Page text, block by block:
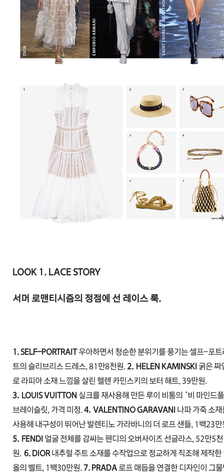
LOOK 1. LACE STORY
서머 로맨티시즘의 정점에 선 레이스 룩.
1. SELF-PORTRAIT우아하면서 청순한 분위기를 풍기는 셀프-포트
트의 슬리브리스 드레스, 81만8천원.2. HELEN KAMINSKI 굵은 짜
로 라피아 소재 느낌을 살린 헬렌 카민스키의 보터 해트, 39만원.
3. LOUIS VUITTON 실크를 재사용해 만든 루이 비통의 ‘비 마인드
브레이슬릿, 가격 미정.4. VALENTINO GARAVANI 나파 가죽 소재
사용해 내구성이 뛰어난 발렌티노 가라바니의 더 로프 샌들, 1백23만
5. FENDI 얼굴 전체를 감싸는 펜디의 오버사이즈 선글라스, 52만5천
원. 6. DIOR내추럴 주트 소재를 수작업으로 정교하게 직조해 제작한
올의 벨트, 1백30만원. 7. PRADA로프 매듭을 연결한 디자인이 그